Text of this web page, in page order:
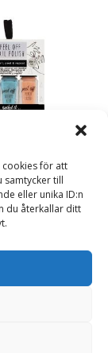
cookies för att
samtycker till
eller unika ID:n
du återkallar ditt